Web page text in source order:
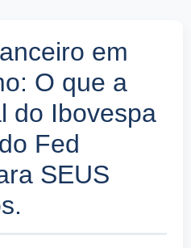
em
O que a
do Ibovespa
Fed
SEUS